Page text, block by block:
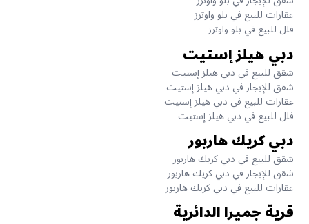
عقارات للبيع في بلو واوترز
فلل للبيع في بلو واوترز
دبي هيلز إستيت
شقق للبيع في دبي هيلز إستيت
شقق للإيجار في دبي هيلز إستيت
عقارات للبيع في دبي هيلز إستيت
فلل للبيع في دبي هيلز إستيت
دبي كريك هاربور
شقق للبيع في دبي كريك هاربور
شقق للإيجار في دبي كريك هاربور
عقارات للبيع في دبي كريك هاربور
قرية جميرا الدائرية